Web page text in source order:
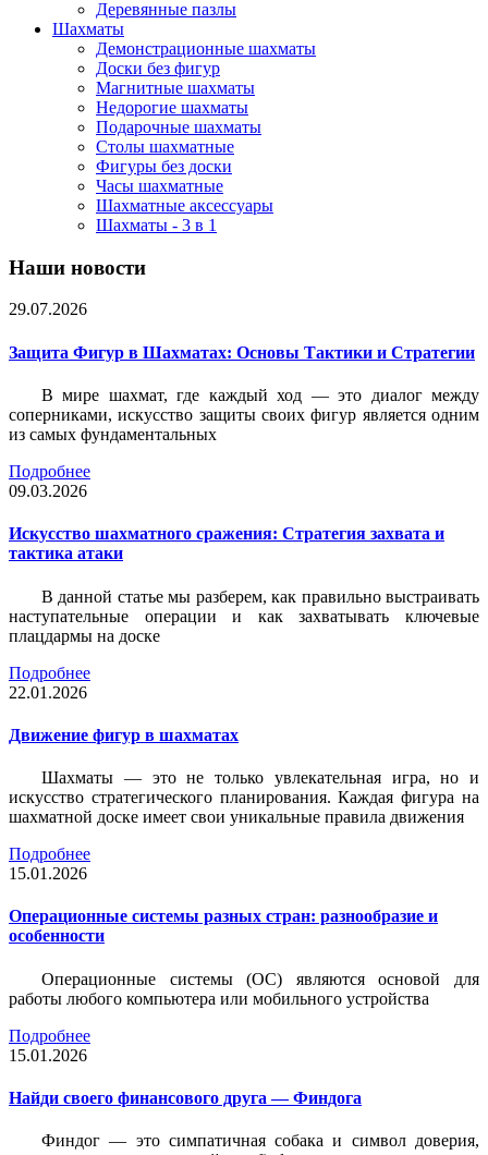
Деревянные пазлы
Шахматы
Демонстрационные шахматы
Доски без фигур
Магнитные шахматы
Недорогие шахматы
Подарочные шахматы
Столы шахматные
Фигуры без доски
Часы шахматные
Шахматные аксессуары
Шахматы - 3 в 1
Наши новости
29.07.2026
Защита Фигур в Шахматах: Основы Тактики и Стратегии
В мире шахмат, где каждый ход — это диалог между
соперниками, искусство защиты своих фигур является одним
из самых фундаментальных
Подробнее
09.03.2026
Искусство шахматного сражения: Стратегия захвата и
тактика атаки
В данной статье мы разберем, как правильно выстраивать
наступательные операции и как захватывать ключевые
плацдармы на доске
Подробнее
22.01.2026
Движение фигур в шахматах
Шахматы — это не только увлекательная игра, но и
искусство стратегического планирования. Каждая фигура на
шахматной доске имеет свои уникальные правила движения
Подробнее
15.01.2026
Операционные системы разных стран: разнообразие и
особенности
Операционные системы (ОС) являются основой для
работы любого компьютера или мобильного устройства
Подробнее
15.01.2026
Найди своего финансового друга — Финдога
Финдог — это симпатичная собака и символ доверия,